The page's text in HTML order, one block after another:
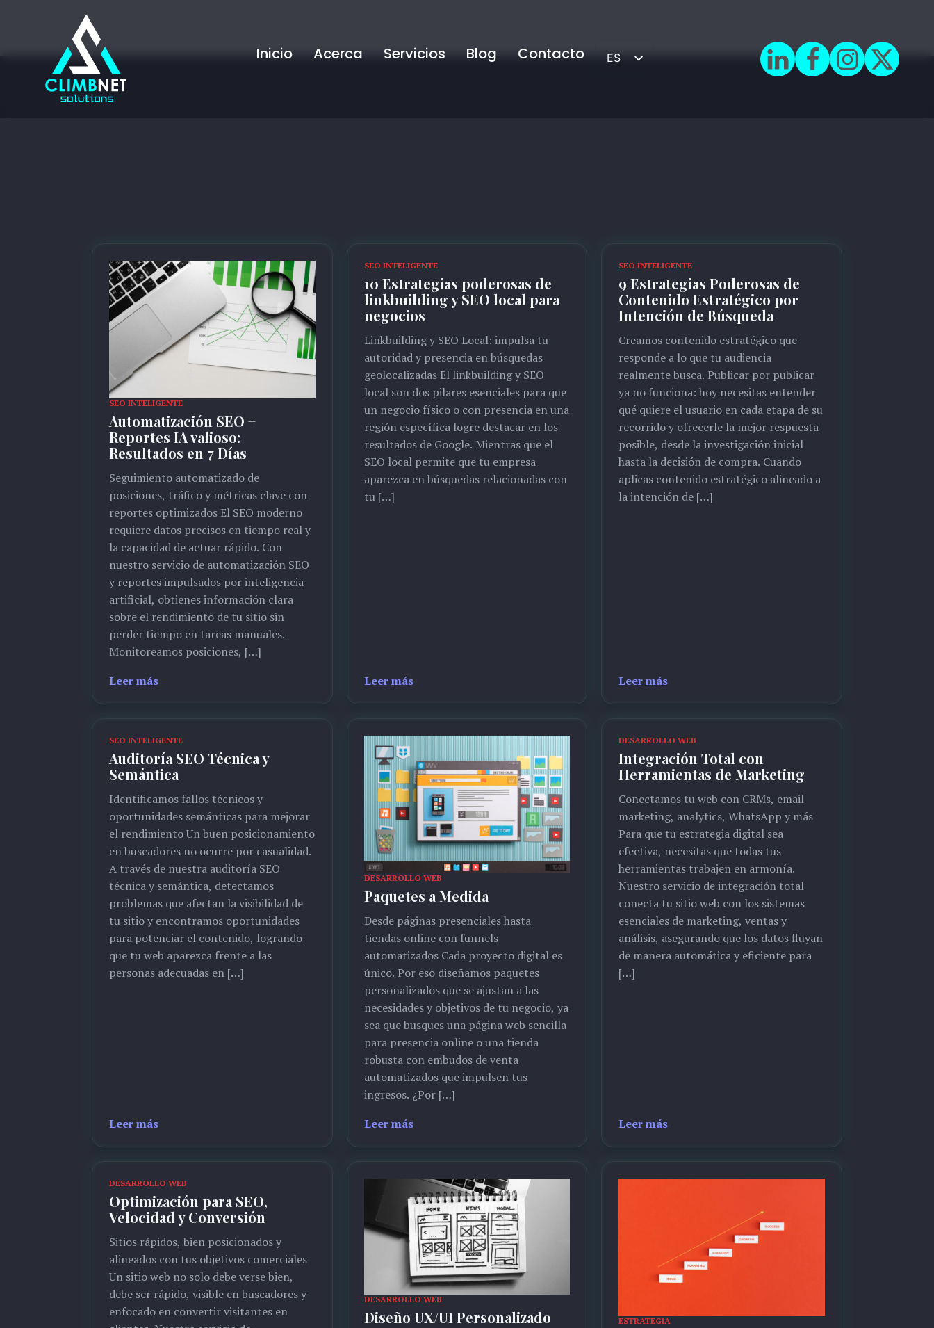
Inicio Acerca Servicios Blog Contacto
ES
SEO INTELIGENTE
Automatización SEO +
Reportes IA valioso:
Resultados en 7 Días
Seguimiento automatizado de
posiciones, tráfico y métricas clave con
reportes optimizados El SEO moderno
requiere datos precisos en tiempo real y
la capacidad de actuar rápido. Con
nuestro servicio de automatización SEO
y reportes impulsados por inteligencia
artificial, obtienes información clara
sobre el rendimiento de tu sitio sin
perder tiempo en tareas manuales.
Monitoreamos posiciones, […]
Leer más
SEO INTELIGENTE
10 Estrategias poderosas de
linkbuilding y SEO local para
negocios
Linkbuilding y SEO Local: impulsa tu
autoridad y presencia en búsquedas
geolocalizadas El linkbuilding y SEO
local son dos pilares esenciales para que
un negocio físico o con presencia en una
región específica logre destacar en los
resultados de Google. Mientras que el
SEO local permite que tu empresa
aparezca en búsquedas relacionadas con
tu […]
Leer más
SEO INTELIGENTE
9 Estrategias Poderosas de
Contenido Estratégico por
Intención de Búsqueda
Creamos contenido estratégico que
responde a lo que tu audiencia
realmente busca. Publicar por publicar
ya no funciona: hoy necesitas entender
qué quiere el usuario en cada etapa de su
recorrido y ofrecerle la mejor respuesta
posible, desde la investigación inicial
hasta la decisión de compra. Cuando
aplicas contenido estratégico alineado a
la intención de […]
Leer más
SEO INTELIGENTE
Auditoría SEO Técnica y
Semántica
Identificamos fallos técnicos y
oportunidades semánticas para mejorar
el rendimiento Un buen posicionamiento
en buscadores no ocurre por casualidad.
A través de nuestra auditoría SEO
técnica y semántica, detectamos
problemas que afectan la visibilidad de
tu sitio y encontramos oportunidades
para potenciar el contenido, logrando
que tu web aparezca frente a las
personas adecuadas en […]
Leer más
DESARROLLO WEB
Paquetes a Medida
Desde páginas presenciales hasta
tiendas online con funnels
automatizados Cada proyecto digital es
único. Por eso diseñamos paquetes
personalizados que se ajustan a las
necesidades y objetivos de tu negocio, ya
sea que busques una página web sencilla
para presencia online o una tienda
robusta con embudos de venta
automatizados que impulsen tus
ingresos. ¿Por […]
Leer más
DESARROLLO WEB
Integración Total con
Herramientas de Marketing
Conectamos tu web con CRMs, email
marketing, analytics, WhatsApp y más
Para que tu estrategia digital sea
efectiva, necesitas que todas tus
herramientas trabajen en armonía.
Nuestro servicio de integración total
conecta tu sitio web con los sistemas
esenciales de marketing, ventas y
análisis, asegurando que los datos fluyan
de manera automática y eficiente para
[…]
Leer más
DESARROLLO WEB
Optimización para SEO,
Velocidad y Conversión
Sitios rápidos, bien posicionados y
alineados con tus objetivos comerciales
Un sitio web no solo debe verse bien,
debe ser rápido, visible en buscadores y
enfocado en convertir visitantes en
DESARROLLO WEB
Diseño UX/UI Personalizado ESTRATEGIA